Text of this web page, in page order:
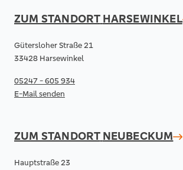
ZUM STANDORT HARSEWINKEL
Gütersloher Straße 21
33428 Harsewinkel
05247 - 605 934
E-Mail senden
ZUM STANDORT NEUBECKUM
Hauptstraße 23